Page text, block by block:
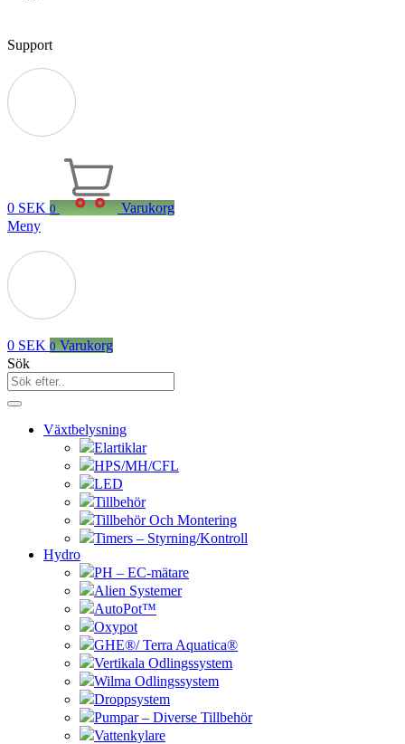
Support
0 SEK 0
Varukorg
Meny
0 SEK 0 Varukorg
Sök
Växtbelysning
Elartiklar
HPS/MH/CFL
LED
Tillbehör
Tillbehör Och Montering
Timers – Styrning/Kontroll
Hydro
PH – EC-mätare
Alien Systemer
AutoPot™
Oxypot
GHE®/ Terra Aquatica®
Vertikala Odlingssystem
Wilma Odlingssystem
Droppsystem
Pumpar – Diverse Tillbehör
Vattenkylare